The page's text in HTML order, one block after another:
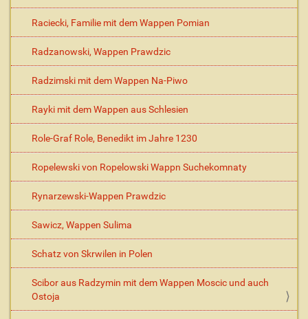
Raciecki, Familie mit dem Wappen Pomian
Radzanowski, Wappen Prawdzic
Radzimski mit dem Wappen Na-Piwo
Rayki mit dem Wappen aus Schlesien
Role-Graf Role, Benedikt im Jahre 1230
Ropelewski von Ropelowski Wappn Suchekomnaty
Rynarzewski-Wappen Prawdzic
Sawicz, Wappen Sulima
Schatz von Skrwilen in Polen
Scibor aus Radzymin mit dem Wappen Moscic und auch
Ostoja